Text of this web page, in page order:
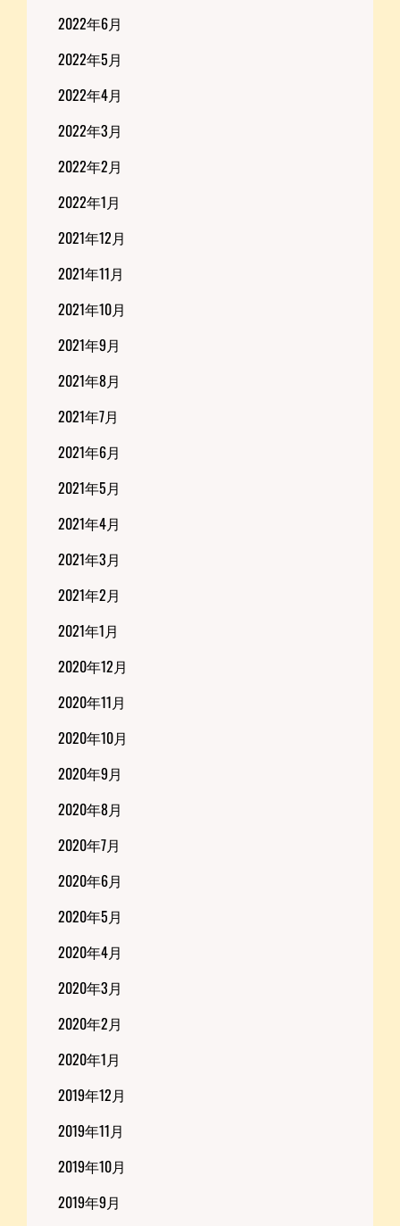
2022年6月
2022年5月
2022年4月
2022年3月
2022年2月
2022年1月
2021年12月
2021年11月
2021年10月
2021年9月
2021年8月
2021年7月
2021年6月
2021年5月
2021年4月
2021年3月
2021年2月
2021年1月
2020年12月
2020年11月
2020年10月
2020年9月
2020年8月
2020年7月
2020年6月
2020年5月
2020年4月
2020年3月
2020年2月
2020年1月
2019年12月
2019年11月
2019年10月
2019年9月